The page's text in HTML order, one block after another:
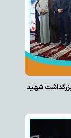
شهید